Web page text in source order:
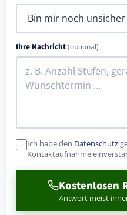
Ihre Nachricht(optional)
Ich habe den Datenschutz
Kontaktaufnahme
Kostenlosen
Antwort meist